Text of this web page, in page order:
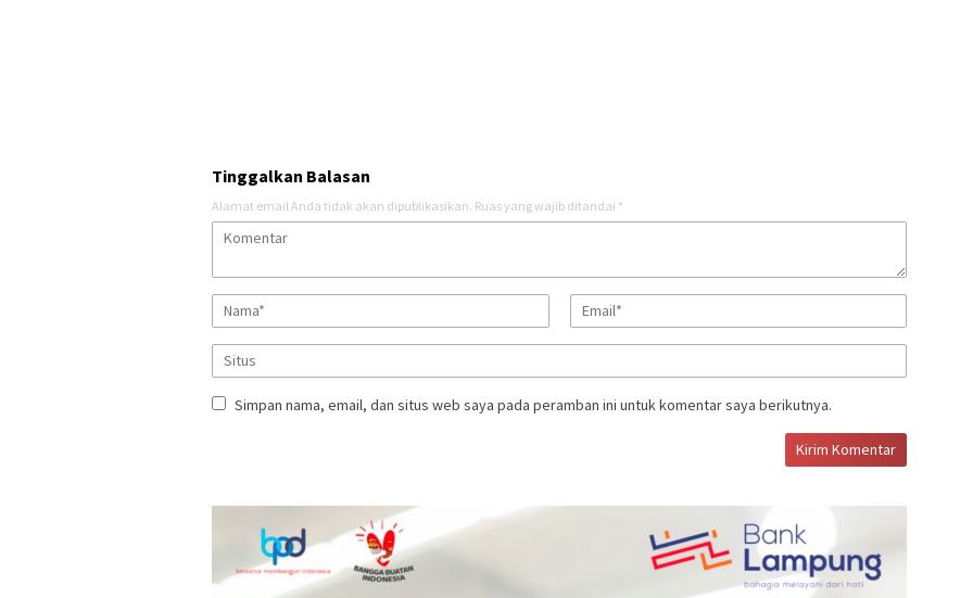
Tinggalkan Balasan
Alamat email Anda tidak akan dipublikasikan. Ruas yang wajib ditandai *
Simpan nama, email, dan situs web saya pada peramban ini untuk komentar saya berikutnya.